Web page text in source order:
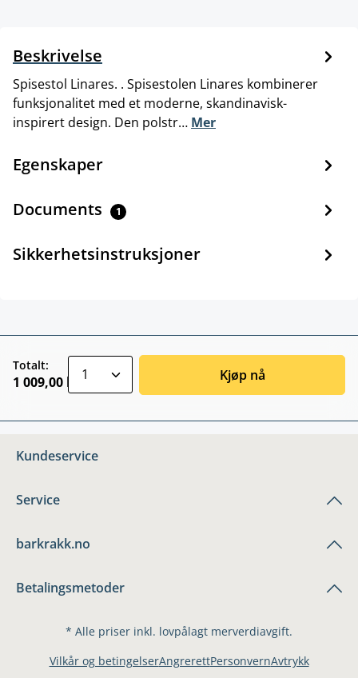
Beskrivelse
Spisestol Linares. . Spisestolen Linares kombinerer
funksjonalitet med et moderne, skandinavisk-
inspirert design. Den polstr… Mer
Egenskaper
Documents 1
Sikkerhetsinstruksjoner
Totalt:
1 009,00 kr Kjøp nå
Kundeservice
Service
barkrakk.no
Betalingsmetoder
* Alle priser inkl. lovpålagt merverdiavgift.
Vilkår og betingelserAngrerettPersonvernAvtrykk